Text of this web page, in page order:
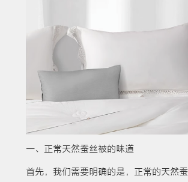
一、正常天然蚕丝被的味道
首先，我们需要明确的是，正常的天然